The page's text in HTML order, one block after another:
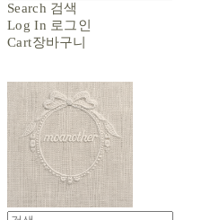
Search 검색
Log In 로그인
Cart장바구니